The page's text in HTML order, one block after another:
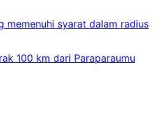
memenuhi syarat dalam radius
100 km dari Paraparaumu